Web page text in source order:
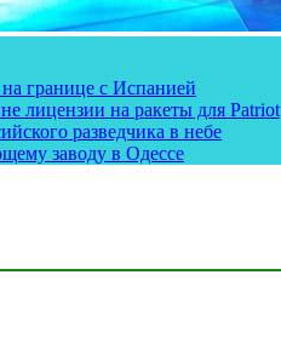
границе с Испанией
лицензии на ракеты для Patriot
разведчика в небе
заводу в Одессе